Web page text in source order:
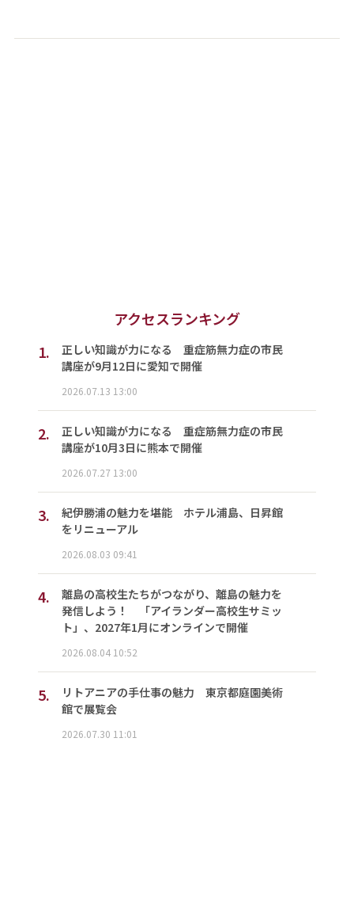
アクセスランキング
1.
正しい知識が力になる 重症筋無力症の市民
講座が9月12日に愛知で開催
2026.07.13 13:00
2.
正しい知識が力になる 重症筋無力症の市民
講座が10月3日に熊本で開催
2026.07.27 13:00
3.
紀伊勝浦の魅力を堪能 ホテル浦島、日昇館
をリニューアル
2026.08.03 09:41
4.
離島の高校生たちがつながり、離島の魅力を
発信しよう！ 「アイランダー高校生サミッ
ト」、2027年1月にオンラインで開催
2026.08.04 10:52
5.
リトアニアの手仕事の魅力 東京都庭園美術
館で展覧会
2026.07.30 11:01